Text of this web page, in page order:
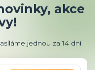
akce
jednou za 14 dní.